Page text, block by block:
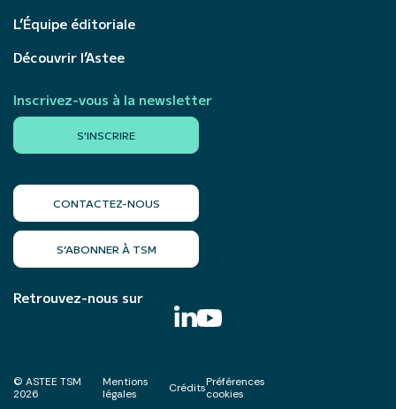
L’Équipe éditoriale
Découvrir l’Astee
Inscrivez-vous à la newsletter
S'INSCRIRE
CONTACTEZ-NOUS
S’ABONNER À TSM
Retrouvez-nous sur
© ASTEE TSM
2026
Mentions
légales
CréditsPréférences
cookies